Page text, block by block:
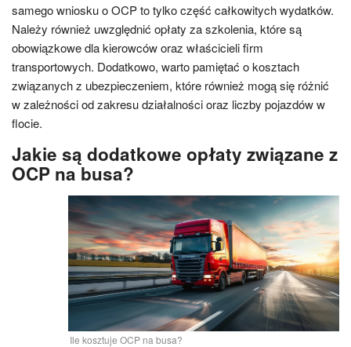
samego wniosku o OCP to tylko część całkowitych wydatków.
Należy również uwzględnić opłaty za szkolenia, które są
obowiązkowe dla kierowców oraz właścicieli firm
transportowych. Dodatkowo, warto pamiętać o kosztach
związanych z ubezpieczeniem, które również mogą się różnić
w zależności od zakresu działalności oraz liczby pojazdów w
flocie.
Jakie są dodatkowe opłaty związane z
OCP na busa?
Ile kosztuje OCP na busa?